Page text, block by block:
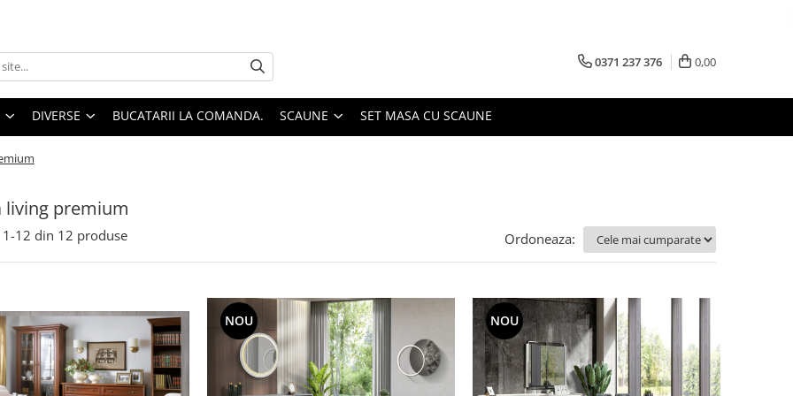
0371 237 376 0,00
DIVERSE BUCATARII LA COMANDA. SCAUNE SET MASA CU SCAUNE
living premium
1-12 din 12 produse Ordoneaza:
NOU NOU